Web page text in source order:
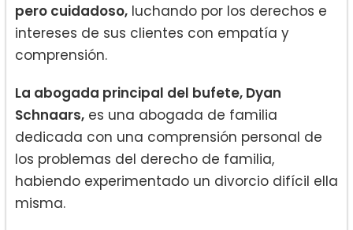
pero cuidadoso, luchando por los derechos e
intereses de sus clientes con empatía y
comprensión.
La abogada principal del bufete, Dyan
Schnaars, es una abogada de familia
dedicada con una comprensión personal de
los problemas del derecho de familia,
habiendo experimentado un divorcio difícil ella
misma.